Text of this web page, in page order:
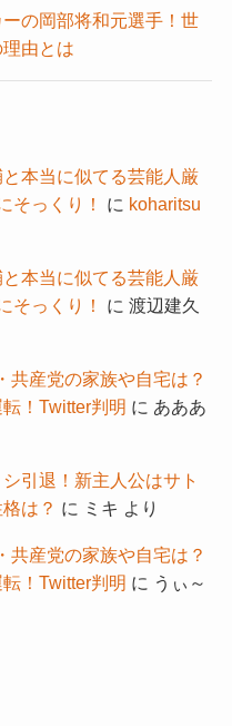
の岡部将和元選手！世
由とは
本当に似てる芸能人厳
そっくり！
に koharitsu
本当に似てる芸能人厳
そっくり！
に 渡辺建久
共産党の家族や自宅は？
！Twitter判明 に あああ
引退！新主人公はサト
は？ に ミキ より
共産党の家族や自宅は？
！Twitter判明 に うぃ～